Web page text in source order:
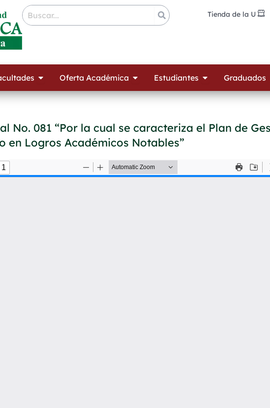
Tienda de la U
UniversidadOpen Facultades
Oferta Académica Open Oferta Académica
Estudiantes Open Estudiantes
Graduados
No. 081 “Por la cual se caracteriza el Plan de
en Logros Académicos Notables”